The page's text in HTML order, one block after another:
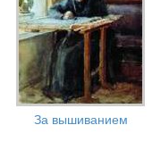
За вышиванием